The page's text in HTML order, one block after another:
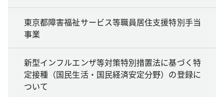
東京都障害福祉サービス等職員居住支援特別手当
事業
新型インフルエンザ等対策特別措置法に基づく特
定接種（国民生活・国民経済安定分野）の登録に
ついて